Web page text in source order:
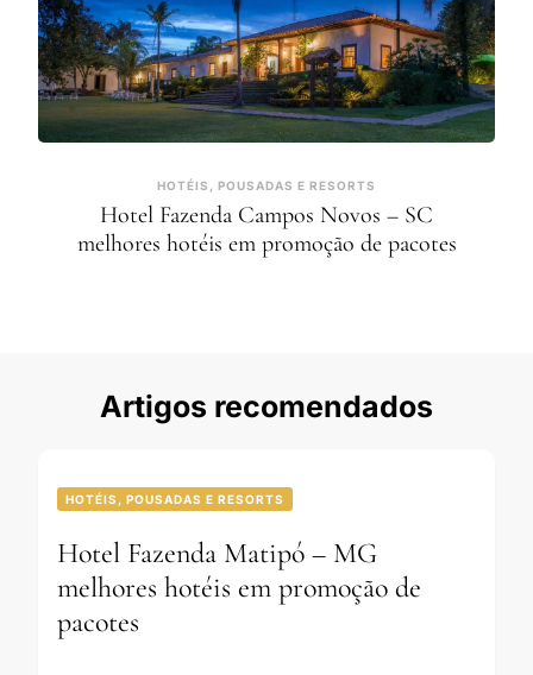
HOTÉIS, POUSADAS E RESORTS
Hotel Fazenda Campos Novos – SC
melhores hotéis em promoção de pacotes
Artigos recomendados
HOTÉIS, POUSADAS E RESORTS
Hotel Fazenda Matipó – MG
melhores hotéis em promoção de
pacotes